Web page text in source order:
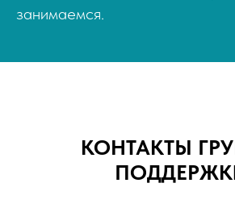
занимаемся.
КОНТАКТЫ